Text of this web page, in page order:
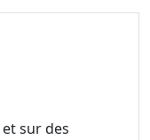
sur des